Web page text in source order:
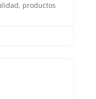
productos